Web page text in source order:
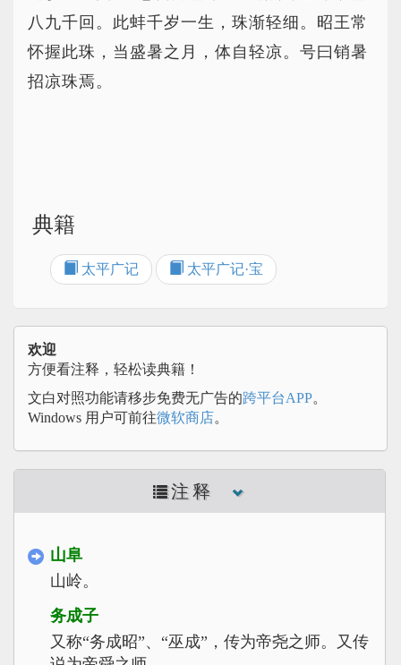
八九千回。此蚌千岁一生，珠渐轻细。昭王常
怀握此珠，当盛暑之月，体自轻凉。号曰销暑
招凉珠焉。
典籍
太平广记 太平广记·宝
欢迎
方便看注释，轻松读典籍！
文白对照功能请移步免费无广告的跨平台APP。
Windows 用户可前往微软商店。
注释
山阜
山岭。
务成子
又称“务成昭”、“巫成”，传为帝尧之师。又传